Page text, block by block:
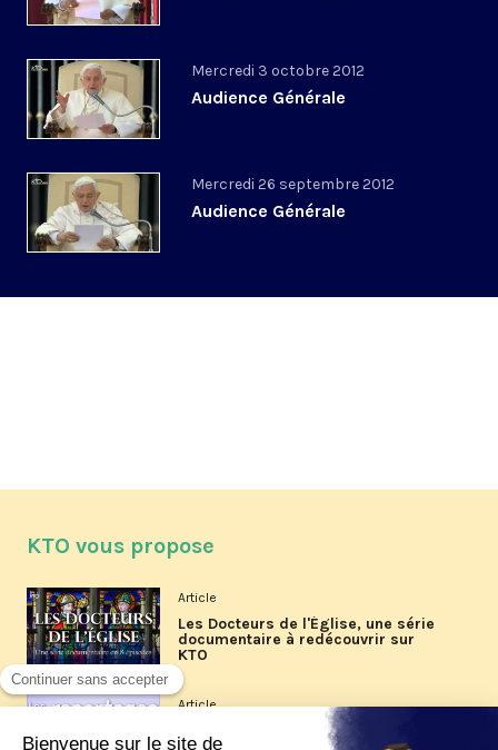
Mercredi 3 octobre 2012
Audience Générale
Mercredi 26 septembre 2012
Audience Générale
KTO vous propose
Article
Les Docteurs de l'Église, une série
documentaire à redécouvrir sur
KTO
Article
Les reportages d'été 2026 de KTO